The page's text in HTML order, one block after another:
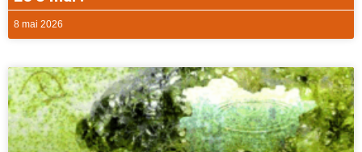
8 mai 2026